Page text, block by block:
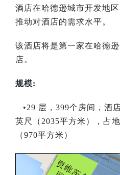
酒店在哈德逊城市开发地
推动对酒店的需求水平。
该酒店将是第一家在哈德
店。
规模:
•29 层，399个房间，酒
英尺（2035平方米），占
（970平方米）